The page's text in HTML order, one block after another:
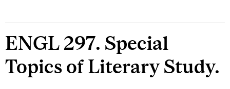
ENGL 297. Special
Topics of Literary Study.